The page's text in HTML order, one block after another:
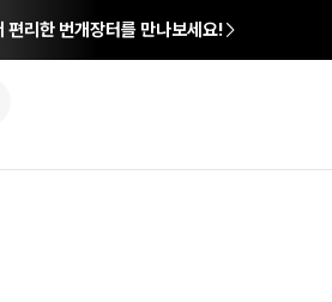
편리한 번개장터를 만나보세요!